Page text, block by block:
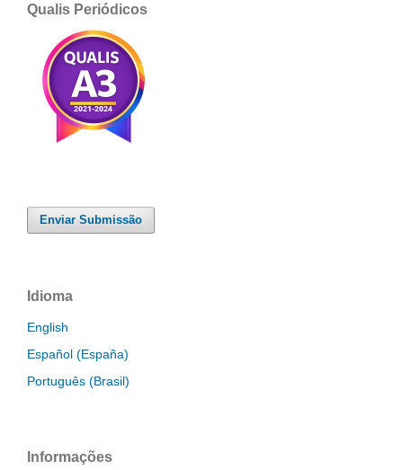
Qualis Periódicos
Enviar Submissão
Idioma
English
Español (España)
Português (Brasil)
Informações